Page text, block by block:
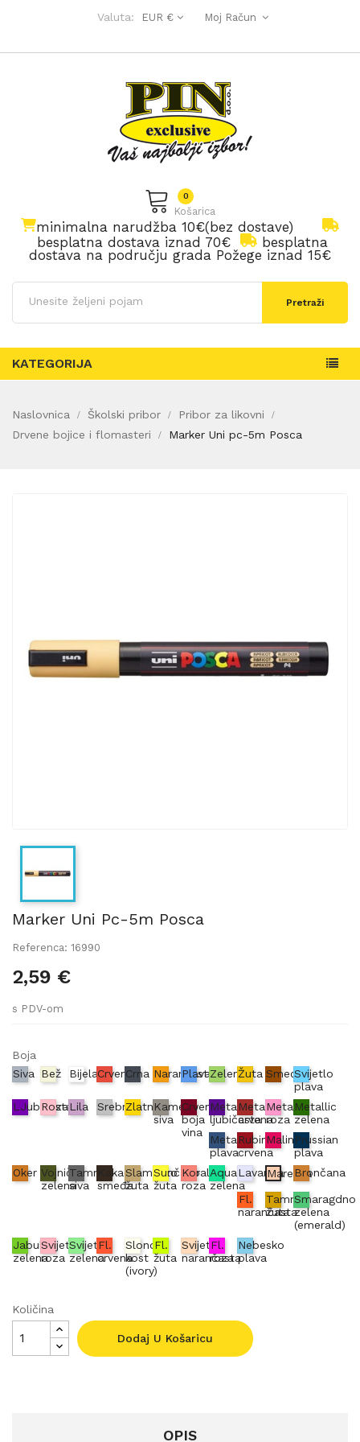
Valuta: EUR € Moj Račun
Košarica
0
minimalna narudžba 10€(bez dostave)
besplatna dostava iznad 70€
besplatna
dostava na području grada Požege iznad 15€
Pretraži
KATEGORIJA
Naslovnica Školski pribor
Pribor za likovni
Drvene bojice i flomasteri
Marker Uni pc-5m Posca
Marker Uni Pc-5m Posca
Referenca: 16990
2,59 €
s PDV-om
Boja
Siva
Bež BijelaCrvenaCrna Narančasta
PlavaZelenaŽuta SmeđaSvijetlo
plava
LJubičasta
RozaLila SrebrnaZlatnaKameno
siva
Crvena
boja
vina
Metallic
ljubičasta
Metallic
crvena
Metallic
roza
Metallic
zelena
Metallic
plava
Rubin
crvena
MalinaPrussian
plava
Oker Vojnički
zelena
Tamno
siva
Kakao
smeđa
Slamnato
žuta
Sunčano
žuta
Koraljno
roza
Aqua
zelena
LavandaMarelicaBrončana
Fl.
narančasta
Tamno
žuta
Smaragdno
zelena
(emerald)
Jabuka
zelena
Svijetlo
roza
Svijetlo
zelena
Fl.
crvena
Slonova
kost
(ivory)
Fl.
žuta
Svijetlo
narančasta
Fl.
roza
Nebesko
plava
Količina
Dodaj U Košaricu
OPIS